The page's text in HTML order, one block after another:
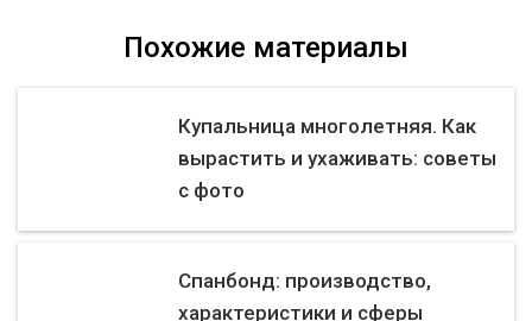
Похожие материалы
Купальница многолетняя. Как
вырастить и ухаживать: советы
с фото
Спанбонд: производство,
характеристики и сферы